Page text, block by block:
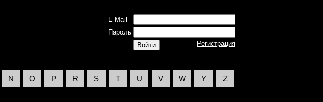
E-Mail
Пароль
Регистрация
N O P R S T U V W Y Z